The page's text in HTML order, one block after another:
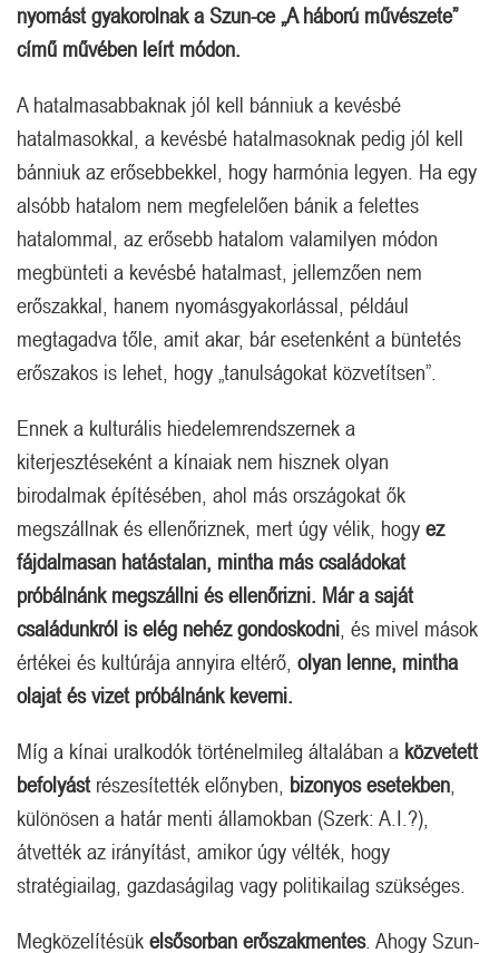
nyomást gyakorolnak a Szun-ce „A háború művészete”
című művében leírt módon.
A hatalmasabbaknak jól kell bánniuk a kevésbé
hatalmasokkal, a kevésbé hatalmasoknak pedig jól kell
bánniuk az erősebbekkel, hogy harmónia legyen. Ha egy
alsóbb hatalom nem megfelelően bánik a felettes
hatalommal, az erősebb hatalom valamilyen módon
megbünteti a kevésbé hatalmast, jellemzően nem
erőszakkal, hanem nyomásgyakorlással, például
megtagadva tőle, amit akar, bár esetenként a büntetés
erőszakos is lehet, hogy „tanulságokat közvetítsen”.
Ennek a kulturális hiedelemrendszernek a
kiterjesztéseként a kínaiak nem hisznek olyan
birodalmak építésében, ahol más országokat ők
megszállnak és ellenőriznek, mert úgy vélik, hogy ez
fájdalmasan hatástalan, mintha más családokat
próbálnánk megszállni és ellenőrizni. Már a saját
családunkról is elég nehéz gondoskodni , és mivel mások
értékei és kultúrája annyira eltérő, olyan lenne, mintha
olajat és vizet próbálnánk keverni.
Míg a kínai uralkodók történelmileg általában a közvetett
befolyást részesítették előnyben, bizonyos esetekben
különösen a határ menti államokban (Szerk: A.I.?),
átvették az irányítást, amikor úgy vélték, hogy
stratégiailag, gazdaságilag vagy politikailag szükséges.
Megközelítésük elsősorban erőszakmentes. Ahogy Szun-